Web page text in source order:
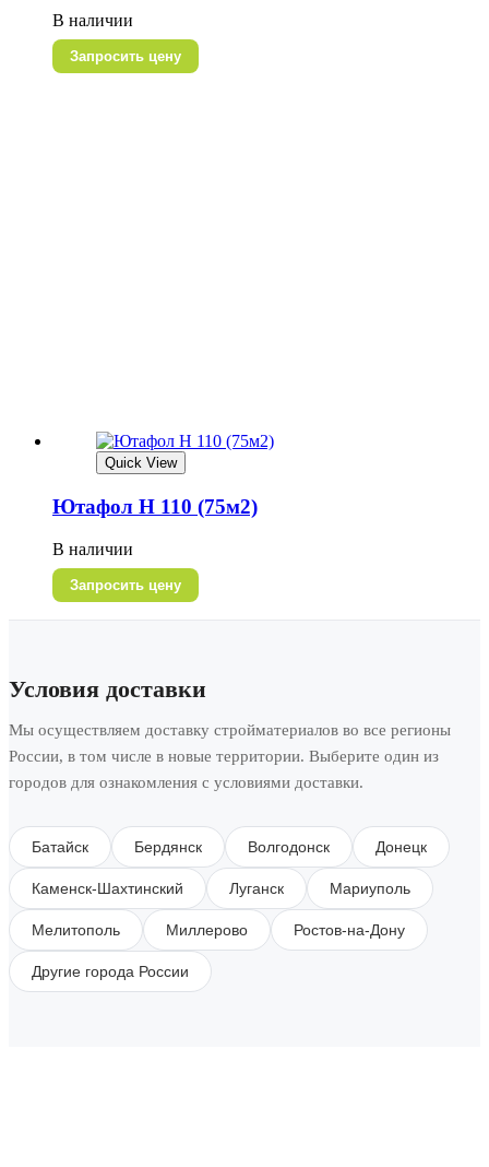
В наличии
Запросить цену
Quick View
Ютафол Н 110 (75м2)
В наличии
Запросить цену
Условия доставки
Мы осуществляем доставку стройматериалов во все регионы
России, в том числе в новые территории. Выберите один из
городов для ознакомления с условиями доставки.
Батайск Бердянск Волгодонск Донецк
Каменск-Шахтинский Луганск Мариуполь
Мелитополь Миллерово Ростов-на-Дону
Другие города России